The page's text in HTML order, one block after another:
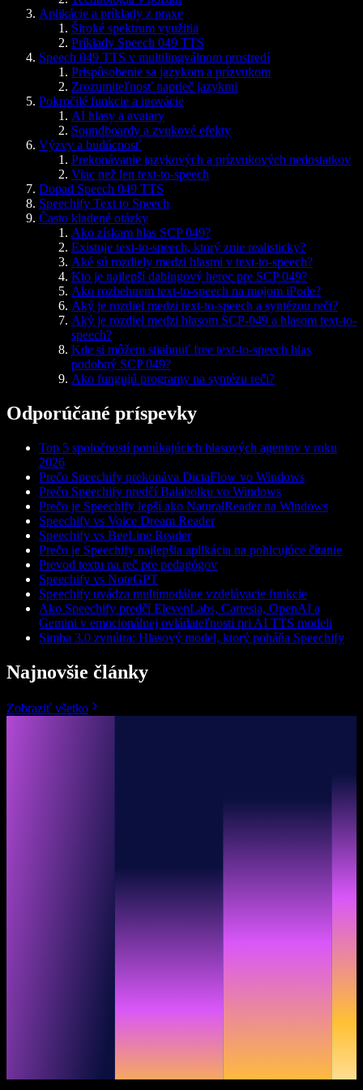
Aplikácie a príklady z praxe
Široké spektrum využitia
Príklady Speech 049 TTS
Speech 049 TTS v multilingválnom prostredí
Prispôsobenie sa jazykom a prízvukom
Zrozumiteľnosť naprieč jazykmi
Pokročilé funkcie a inovácie
AI hlasy a avatary
Soundboardy a zvukové efekty
Výzvy a budúcnosť
Prekonávanie jazykových a prízvukových nedostatkov
Viac než len text-to-speech
Dopad Speech 049 TTS
Speechify Text to Speech
Často kladené otázky
Ako získam hlas SCP 049?
Existuje text-to-speech, ktorý znie realisticky?
Aké sú rozdiely medzi hlasmi v text-to-speech?
Kto je najlepší dabingový herec pre SCP 049?
Ako rozbehnem text-to-speech na mojom iPode?
Aký je rozdiel medzi text-to-speech a syntézou reči?
Aký je rozdiel medzi hlasom SCP-049 a hlasom text-to-
speech?
Kde si môžem stiahnuť free text-to-speech hlas
podobný SCP 049?
Ako fungujú programy na syntézu reči?
Odporúčané príspevky
Top 5 spoločností ponúkajúcich hlasových agentov v roku
2026
Prečo Speechify prekonáva DictaFlow vo Windows
Prečo Speechify predčí Balabolku vo Windows
Prečo je Speechify lepší ako NaturalReader na Windows
Speechify vs Voice Dream Reader
Speechify vs BeeLine Reader
Prečo je Speechify najlepšia aplikácia na pohlcujúce čítanie
Prevod textu na reč pre pedagógov
Speechify vs NoteGPT
Speechify uvádza multimodálne vzdelávacie funkcie
Ako Speechify predčí ElevenLabs, Cartesia, OpenAI a
Gemini v emocionálnej ovládateľnosti pri AI TTS modeli
Simba 3.0 zvnútra: Hlasový model, ktorý poháňa Speechify
Najnovšie články
Zobraziť všetko